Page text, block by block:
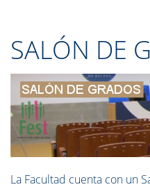
SALÓN DE
La Facultad cuenta con un